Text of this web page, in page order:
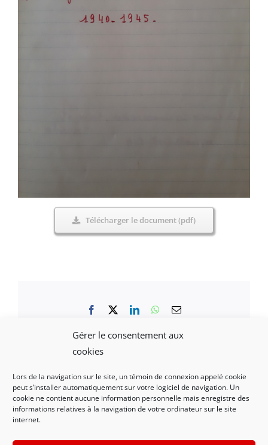
Gérer le consentement aux
cookies
Lors de la navigation sur le site, un témoin de connexion appelé cookie
peut s’installer automatiquement sur votre logiciel de navigation. Un
cookie ne contient aucune information personnelle mais enregistre des
informations relatives à la navigation de votre ordinateur sur le site
internet.
Télécharger le document (pdf)
Facebook LinkedInWhatsApp
Email
Mentions légales et politique de confidentialité|
Nous contacter